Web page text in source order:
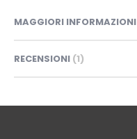
MAGGIORI INFORMAZIONI
RECENSIONI 1